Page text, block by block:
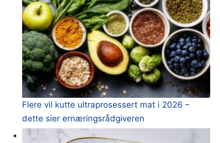
Flere vil kutte ultraprosessert mat i 2026 –
dette sier ernæringsrådgiveren